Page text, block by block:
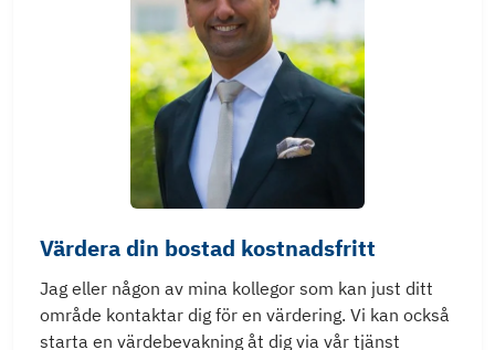
Värdera din bostad kostnadsfritt
Jag eller någon av mina kollegor som kan just ditt
område kontaktar dig för en värdering. Vi kan också
starta en värdebevakning åt dig via vår tjänst